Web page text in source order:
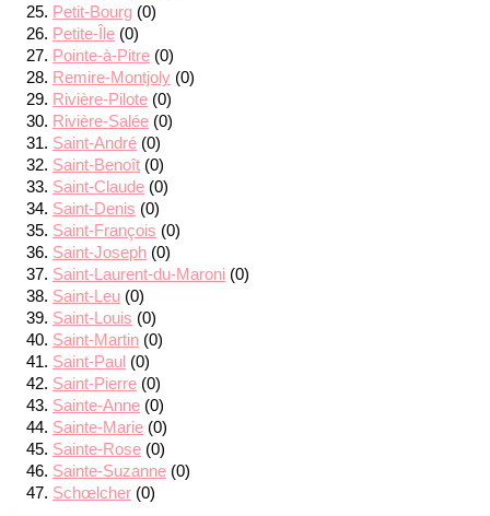
Petit-Bourg (0)
Petite-Île (0)
Pointe-à-Pitre (0)
Remire-Montjoly (0)
Rivière-Pilote (0)
Rivière-Salée (0)
Saint-André (0)
Saint-Benoît (0)
Saint-Claude (0)
Saint-Denis (0)
Saint-François (0)
Saint-Joseph (0)
Saint-Laurent-du-Maroni (0)
Saint-Leu (0)
Saint-Louis (0)
Saint-Martin (0)
Saint-Paul (0)
Saint-Pierre (0)
Sainte-Anne (0)
Sainte-Marie (0)
Sainte-Rose (0)
Sainte-Suzanne (0)
Schœlcher (0)